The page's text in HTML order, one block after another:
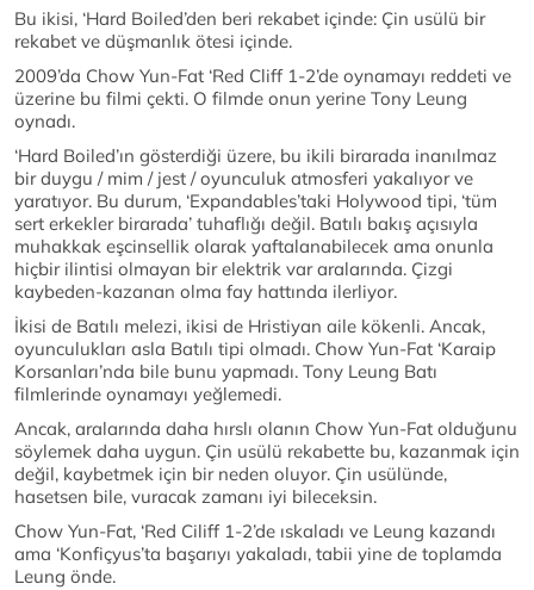
Bu ikisi, ‘Hard Boiled’den beri rekabet içinde: Çin usülü bir
rekabet ve düşmanlık ötesi içinde.
2009’da Chow Yun-Fat ‘Red Cliff 1-2’de oynamayı reddeti ve
üzerine bu filmi çekti. O filmde onun yerine Tony Leung
oynadı.
‘Hard Boiled’ın gösterdiği üzere, bu ikili birarada inanılmaz
bir duygu / mim / jest / oyunculuk atmosferi yakalıyor ve
yaratıyor. Bu durum, ‘Expandables’taki Holywood tipi, ‘tüm
sert erkekler birarada’ tuhaflığı değil. Batılı bakış açısıyla
muhakkak eşcinsellik olarak yaftalanabilecek ama onunla
hiçbir ilintisi olmayan bir elektrik var aralarında. Çizgi
kaybeden-kazanan olma fay hattında ilerliyor.
İkisi de Batılı melezi, ikisi de Hristiyan aile kökenli. Ancak,
oyunculukları asla Batılı tipi olmadı. Chow Yun-Fat ‘Karaip
Korsanları’nda bile bunu yapmadı. Tony Leung Batı
filmlerinde oynamayı yeğlemedi.
Ancak, aralarında daha hırslı olanın Chow Yun-Fat olduğunu
söylemek daha uygun. Çin usülü rekabette bu, kazanmak için
değil, kaybetmek için bir neden oluyor. Çin usülünde,
hasetsen bile, vuracak zamanı iyi bileceksin.
Chow Yun-Fat, ‘Red Ciliff 1-2’de ıskaladı ve Leung kazandı
ama ‘Konfiçyus’ta başarıyı yakaladı, tabii yine de toplamda
Leung önde.